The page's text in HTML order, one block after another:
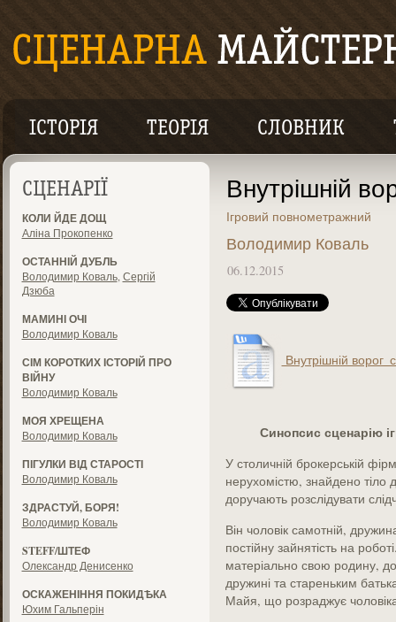
ІСТОРІЯ ТЕОРІЯ СЛОВНИК
СЦЕНАРІЇ
КОЛИ ЙДЕ ДОЩ
Аліна Прокопенко
ОСТАННІЙ ДУБЛЬ
Володимир Коваль, Сергій
Дзюба
МАМИНІ ОЧІ
Володимир Коваль
СІМ КОРОТКИХ ІСТОРІЙ ПРО
ВІЙНУ
Володимир Коваль
МОЯ ХРЕЩЕНА
Володимир Коваль
ПІГУЛКИ ВІД СТАРОСТІ
Володимир Коваль
ЗДРАСТУЙ, БОРЯ!
Володимир Коваль
STEFF/ШТЕФ
Олександр Денисенко
ОСКАЖЕНІННЯ ПОКИДѢКА
Юхим Гальперін
Внутрішній
Ігровий повнометражний
Володимир Коваль
06.12.2015
Внутрішній
Синопсис сценарію
У столичній брокерській
нерухомістю, знайдено тіло
доручають розслідувати
Він чоловік самотній,
постійну зайнятість на
матеріально свою родину,
дружині та стареньким
Майя, що розраджує